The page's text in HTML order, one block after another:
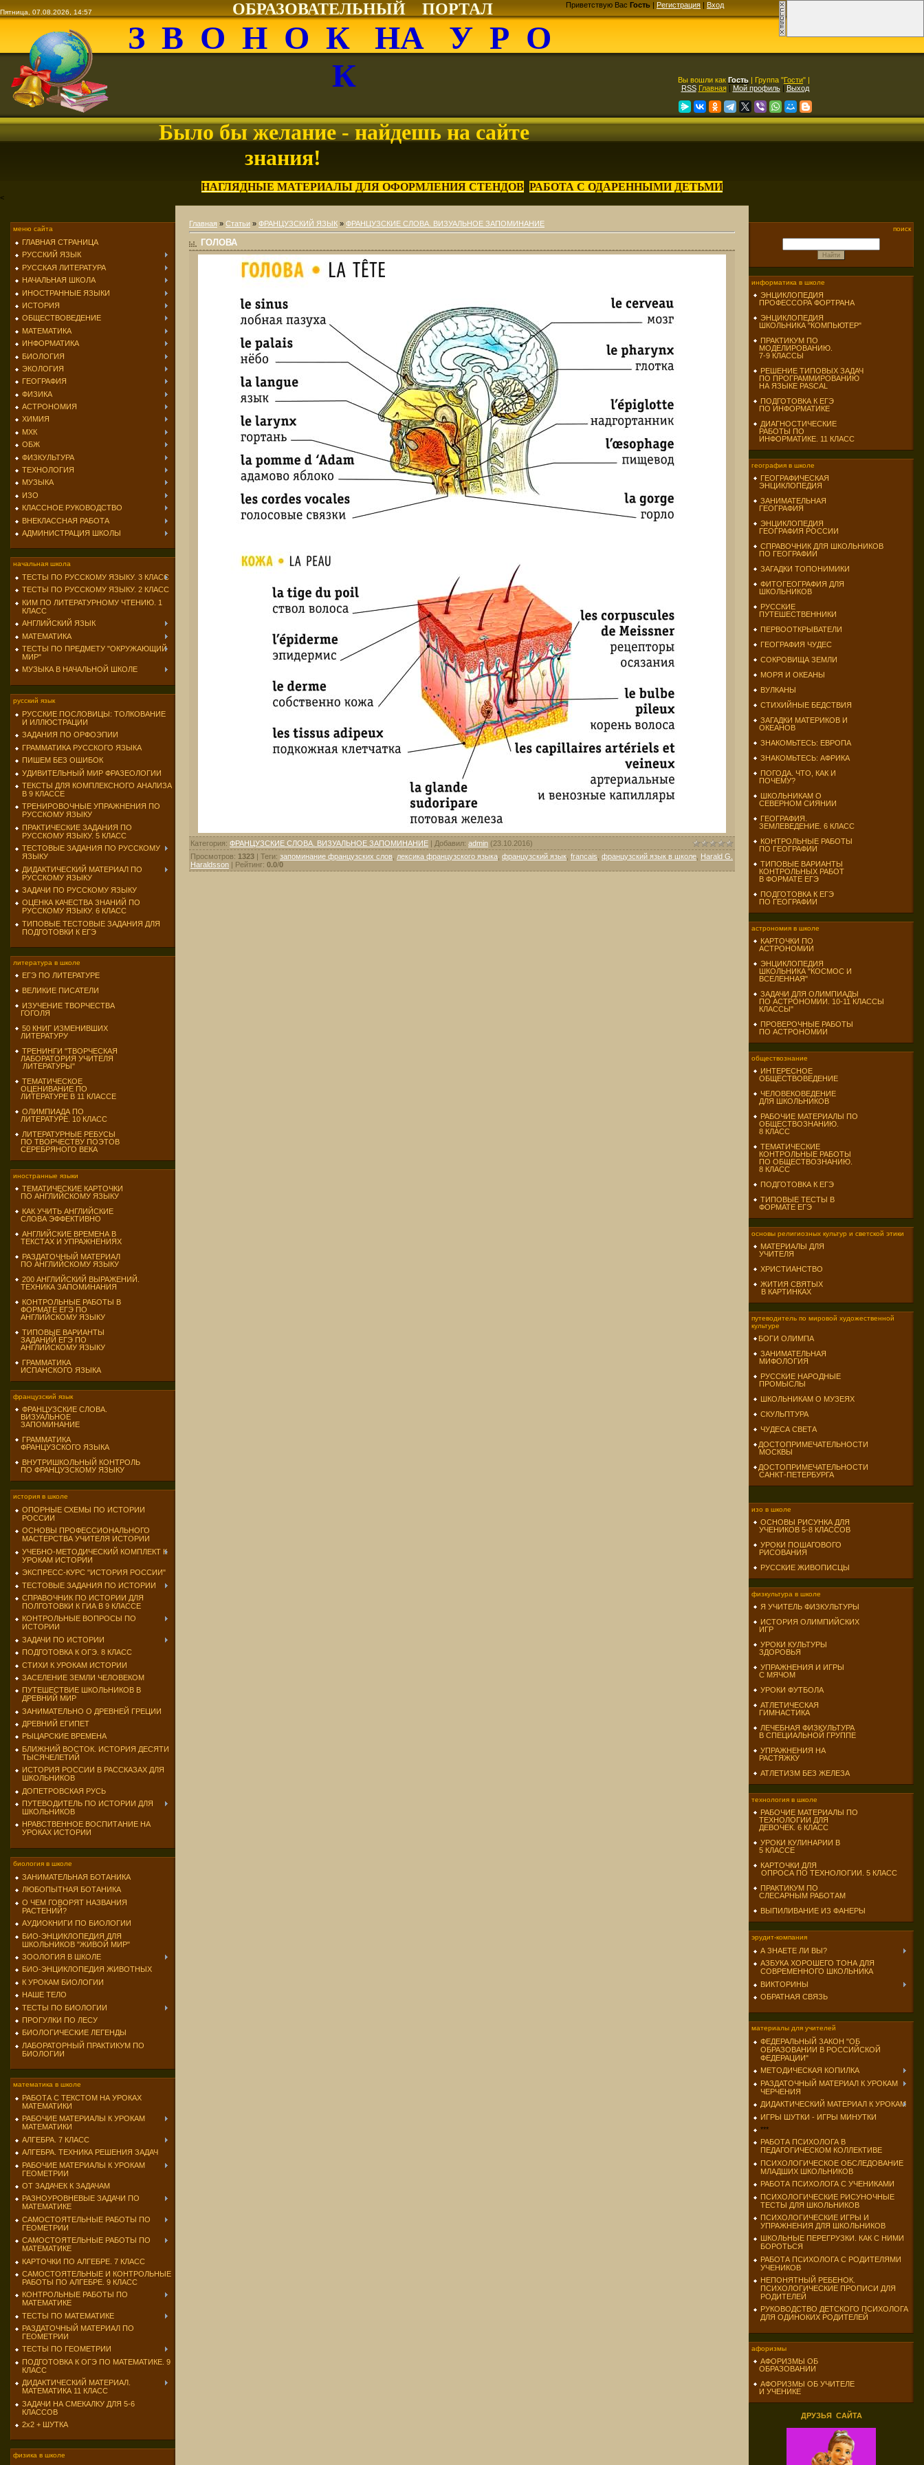
Пятница, 07.08.2026, 14:57 ОБРАЗОВАТЕЛЬНЫЙ ПОРТАЛ Приветствую Вас Гость | Регистрация | Вход
З В О Н О К НА У Р О
К
Было бы желание - найдешь на сайте
знания!
Вы вошли как Гость | Группа "Гости" |
RSS Главная| Мой профиль| Выход
НАГЛЯДНЫЕ МАТЕРИАЛЫ ДЛЯ ОФОРМЛЕНИЯ СТЕНДОВ РАБОТА С ОДАРЕННЫМИ ДЕТЬМИ
<
меню сайта
ГЛАВНАЯ СТРАНИЦА
РУССКИЙ ЯЗЫК
РУССКАЯ ЛИТЕРАТУРА
НАЧАЛЬНАЯ ШКОЛА
ИНОСТРАННЫЕ ЯЗЫКИ
ИСТОРИЯ
ОБЩЕСТВОВЕДЕНИЕ
МАТЕМАТИКА
ИНФОРМАТИКА
БИОЛОГИЯ
ЭКОЛОГИЯ
ГЕОГРАФИЯ
ФИЗИКА
АСТРОНОМИЯ
ХИМИЯ
МХК
ОБЖ
ФИЗКУЛЬТУРА
ТЕХНОЛОГИЯ
МУЗЫКА
ИЗО
КЛАССНОЕ РУКОВОДСТВО
ВНЕКЛАССНАЯ РАБОТА
АДМИНИСТРАЦИЯ ШКОЛЫ
начальная школа
ТЕСТЫ ПО РУССКОМУ ЯЗЫКУ. 3 КЛАСС
ТЕСТЫ ПО РУССКОМУ ЯЗЫКУ. 2 КЛАСС
КИМ ПО ЛИТЕРАТУРНОМУ ЧТЕНИЮ. 1
КЛАСС
АНГЛИЙСКИЙ ЯЗЫК
МАТЕМАТИКА
ТЕСТЫ ПО ПРЕДМЕТУ "ОКРУЖАЮЩИЙ
МИР"
МУЗЫКА В НАЧАЛЬНОЙ ШКОЛЕ
русский язык
РУССКИЕ ПОСЛОВИЦЫ: ТОЛКОВАНИЕ
И ИЛЛЮСТРАЦИИ
ЗАДАНИЯ ПО ОРФОЭПИИ
ГРАММАТИКА РУССКОГО ЯЗЫКА
ПИШЕМ БЕЗ ОШИБОК
УДИВИТЕЛЬНЫЙ МИР ФРАЗЕОЛОГИИ
ТЕКСТЫ ДЛЯ КОМПЛЕКСНОГО АНАЛИЗА
В 9 КЛАССЕ
ТРЕНИРОВОЧНЫЕ УПРАЖНЕНИЯ ПО
РУССКОМУ ЯЗЫКУ
ПРАКТИЧЕСКИЕ ЗАДАНИЯ ПО
РУССКОМУ ЯЗЫКУ. 5 КЛАСС
ТЕСТОВЫЕ ЗАДАНИЯ ПО РУССКОМУ
ЯЗЫКУ
ДИДАКТИЧЕСКИЙ МАТЕРИАЛ ПО
РУССКОМУ ЯЗЫКУ
ЗАДАЧИ ПО РУССКОМУ ЯЗЫКУ
ОЦЕНКА КАЧЕСТВА ЗНАНИЙ ПО
РУССКОМУ ЯЗЫКУ. 6 КЛАСС
ТИПОВЫЕ ТЕСТОВЫЕ ЗАДАНИЯ ДЛЯ
ПОДГОТОВКИ К ЕГЭ
литература в школе
ЕГЭ ПО ЛИТЕРАТУРЕ
ВЕЛИКИЕ ПИСАТЕЛИ
ИЗУЧЕНИЕ ТВОРЧЕСТВА
ГОГОЛЯ
50 КНИГ ИЗМЕНИВШИХ
ЛИТЕРАТУРУ
ТРЕНИНГИ "ТВОРЧЕСКАЯ
ЛАБОРАТОРИЯ УЧИТЕЛЯ
ЛИТЕРАТУРЫ"
ТЕМАТИЧЕСКОЕ
ОЦЕНИВАНИЕ ПО
ЛИТЕРАТУРЕ В 11 КЛАССЕ
ОЛИМПИАДА ПО
ЛИТЕРАТУРЕ. 10 КЛАСС
ЛИТЕРАТУРНЫЕ РЕБУСЫ
ПО ТВОРЧЕСТВУ ПОЭТОВ
СЕРЕБРЯНОГО ВЕКА
иностранные языки
ТЕМАТИЧЕСКИЕ КАРТОЧКИ
ПО АНГЛИЙСКОМУ ЯЗЫКУ
КАК УЧИТЬ АНГЛИЙСКИЕ
СЛОВА ЭФФЕКТИВНО
АНГЛИЙСКИЕ ВРЕМЕНА В
ТЕКСТАХ И УПРАЖНЕНИЯХ
РАЗДАТОЧНЫЙ МАТЕРИАЛ
ПО АНГЛИЙСКОМУ ЯЗЫКУ
200 АНГЛИЙСКИЙ ВЫРАЖЕНИЙ.
ТЕХНИКА ЗАПОМИНАНИЯ
КОНТРОЛЬНЫЕ РАБОТЫ В
ФОРМАТЕ ЕГЭ ПО
АНГЛИЙСКОМУ ЯЗЫКУ
ТИПОВЫЕ ВАРИАНТЫ
ЗАДАНИЙ ЕГЭ ПО
АНГЛИЙСКОМУ ЯЗЫКУ
ГРАММАТИКА
ИСПАНСКОГО ЯЗЫКА
французский язык
ФРАНЦУЗСКИЕ СЛОВА.
ВИЗУАЛЬНОЕ
ЗАПОМИНАНИЕ
ГРАММАТИКА
ФРАНЦУЗСКОГО ЯЗЫКА
ВНУТРИШКОЛЬНЫЙ КОНТРОЛЬ
ПО ФРАНЦУЗСКОМУ ЯЗЫКУ
история в школе
ОПОРНЫЕ СХЕМЫ ПО ИСТОРИИ
РОССИИ
ОСНОВЫ ПРОФЕССИОНАЛЬНОГО
МАСТЕРСТВА УЧИТЕЛЯ ИСТОРИИ
УЧЕБНО-МЕТОДИЧЕСКИЙ КОМПЛЕКТ К
УРОКАМ ИСТОРИИ
ЭКСПРЕСС-КУРС "ИСТОРИЯ РОССИИ"
ТЕСТОВЫЕ ЗАДАНИЯ ПО ИСТОРИИ
СПРАВОЧНИК ПО ИСТОРИИ ДЛЯ
ПОЛГОТОВКИ К ГИА В 9 КЛАССЕ
КОНТРОЛЬНЫЕ ВОПРОСЫ ПО
ИСТОРИИ
ЗАДАЧИ ПО ИСТОРИИ
ПОДГОТОВКА К ОГЭ. 8 КЛАСС
СТИХИ К УРОКАМ ИСТОРИИ
ЗАСЕЛЕНИЕ ЗЕМЛИ ЧЕЛОВЕКОМ
ПУТЕШЕСТВИЕ ШКОЛЬНИКОВ В
ДРЕВНИЙ МИР
ЗАНИМАТЕЛЬНО О ДРЕВНЕЙ ГРЕЦИИ
ДРЕВНИЙ ЕГИПЕТ
РЫЦАРСКИЕ ВРЕМЕНА
БЛИЖНИЙ ВОСТОК. ИСТОРИЯ ДЕСЯТИ
ТЫСЯЧЕЛЕТИЙ
ИСТОРИЯ РОССИИ В РАССКАЗАХ ДЛЯ
ШКОЛЬНИКОВ
ДОПЕТРОВСКАЯ РУСЬ
ПУТЕВОДИТЕЛЬ ПО ИСТОРИИ ДЛЯ
ШКОЛЬНИКОВ
НРАВСТВЕННОЕ ВОСПИТАНИЕ НА
УРОКАХ ИСТОРИИ
биология в школе
ЗАНИМАТЕЛЬНАЯ БОТАНИКА
ЛЮБОПЫТНАЯ БОТАНИКА
О ЧЕМ ГОВОРЯТ НАЗВАНИЯ
РАСТЕНИЙ?
АУДИОКНИГИ ПО БИОЛОГИИ
БИО-ЭНЦИКЛОПЕДИЯ ДЛЯ
ШКОЛЬНИКОВ "ЖИВОЙ МИР"
ЗООЛОГИЯ В ШКОЛЕ
БИО-ЭНЦИКЛОПЕДИЯ ЖИВОТНЫХ
К УРОКАМ БИОЛОГИИ
НАШЕ ТЕЛО
ТЕСТЫ ПО БИОЛОГИИ
ПРОГУЛКИ ПО ЛЕСУ
БИОЛОГИЧЕСКИЕ ЛЕГЕНДЫ
ЛАБОРАТОРНЫЙ ПРАКТИКУМ ПО
БИОЛОГИИ
математика в школе
РАБОТА С ТЕКСТОМ НА УРОКАХ
МАТЕМАТИКИ
РАБОЧИЕ МАТЕРИАЛЫ К УРОКАМ
МАТЕМАТИКИ
АЛГЕБРА. 7 КЛАСС
АЛГЕБРА. ТЕХНИКА РЕШЕНИЯ ЗАДАЧ
РАБОЧИЕ МАТЕРИАЛЫ К УРОКАМ
ГЕОМЕТРИИ
ОТ ЗАДАЧЕК К ЗАДАЧАМ
РАЗНОУРОВНЕВЫЕ ЗАДАЧИ ПО
МАТЕМАТИКЕ
САМОСТОЯТЕЛЬНЫЕ РАБОТЫ ПО
ГЕОМЕТРИИ
САМОСТОЯТЕЛЬНЫЕ РАБОТЫ ПО
МАТЕМАТИКЕ
КАРТОЧКИ ПО АЛГЕБРЕ. 7 КЛАСС
САМОСТОЯТЕЛЬНЫЕ И КОНТРОЛЬНЫЕ
РАБОТЫ ПО АЛГЕБРЕ. 9 КЛАСС
КОНТРОЛЬНЫЕ РАБОТЫ ПО
МАТЕМАТИКЕ
ТЕСТЫ ПО МАТЕМАТИКЕ
РАЗДАТОЧНЫЙ МАТЕРИАЛ ПО
ГЕОМЕТРИИ
ТЕСТЫ ПО ГЕОМЕТРИИ
ПОДГОТОВКА К ОГЭ ПО МАТЕМАТИКЕ. 9
КЛАСС
ДИДАКТИЧЕСКИЙ МАТЕРИАЛ.
МАТЕМАТИКА 11 КЛАСС
ЗАДАЧИ НА СМЕКАЛКУ ДЛЯ 5-6
КЛАССОВ
2х2 + ШУТКА
физика в школе
Главная » Статьи » ФРАНЦУЗСКИЙ ЯЗЫК » ФРАНЦУЗСКИЕ СЛОВА. ВИЗУАЛЬНОЕ ЗАПОМИНАНИЕ
ГОЛОВА
Категория: ФРАНЦУЗСКИЕ СЛОВА. ВИЗУАЛЬНОЕ ЗАПОМИНАНИЕ | Добавил: admin (23.10.2016)
Просмотров: 1323 | Теги: запоминание французских слов лексика французского языка французский язык francais французский язык в школе Harald G.
Haraldsson | Рейтинг: 0.0/0
поиск
информатика в школе
ЭНЦИКЛОПЕДИЯ
ПРОФЕССОРА ФОРТРАНА
ЭНЦИКЛОПЕДИЯ
ШКОЛЬНИКА "КОМПЬЮТЕР"
ПРАКТИКУМ ПО
МОДЕЛИРОВАНИЮ.
7-9 КЛАССЫ
РЕШЕНИЕ ТИПОВЫХ ЗАДАЧ
ПО ПРОГРАММИРОВАНИЮ
НА ЯЗЫКЕ PASCAL
ПОДГОТОВКА К ЕГЭ
ПО ИНФОРМАТИКЕ
ДИАГНОСТИЧЕСКИЕ
РАБОТЫ ПО
ИНФОРМАТИКЕ. 11 КЛАСС
география в школе
ГЕОГРАФИЧЕСКАЯ
ЭНЦИКЛОПЕДИЯ
ЗАНИМАТЕЛЬНАЯ
ГЕОГРАФИЯ
ЭНЦИКЛОПЕДИЯ
ГЕОГРАФИЯ РОССИИ
СПРАВОЧНИК ДЛЯ ШКОЛЬНИКОВ
ПО ГЕОГРАФИИ
ЗАГАДКИ ТОПОНИМИКИ
ФИТОГЕОГРАФИЯ ДЛЯ
ШКОЛЬНИКОВ
РУССКИЕ
ПУТЕШЕСТВЕННИКИ
ПЕРВООТКРЫВАТЕЛИ
ГЕОГРАФИЯ ЧУДЕС
СОКРОВИЩА ЗЕМЛИ
МОРЯ И ОКЕАНЫ
ВУЛКАНЫ
СТИХИЙНЫЕ БЕДСТВИЯ
ЗАГАДКИ МАТЕРИКОВ И
ОКЕАНОВ
ЗНАКОМЬТЕСЬ: ЕВРОПА
ЗНАКОМЬТЕСЬ: АФРИКА
ПОГОДА. ЧТО, КАК И
ПОЧЕМУ?
ШКОЛЬНИКАМ О
СЕВЕРНОМ СИЯНИИ
ГЕОГРАФИЯ.
ЗЕМЛЕВЕДЕНИЕ. 6 КЛАСС
КОНТРОЛЬНЫЕ РАБОТЫ
ПО ГЕОГРАФИИ
ТИПОВЫЕ ВАРИАНТЫ
КОНТРОЛЬНЫХ РАБОТ
В ФОРМАТЕ ЕГЭ
ПОДГОТОВКА К ЕГЭ
ПО ГЕОГРАФИИ
астрономия в школе
КАРТОЧКИ ПО
АСТРОНОМИИ
ЭНЦИКЛОПЕДИЯ
ШКОЛЬНИКА "КОСМОС И
ВСЕЛЕННАЯ"
ЗАДАЧИ ДЛЯ ОЛИМПИАДЫ
ПО АСТРОНОМИИ. 10-11 КЛАССЫ
КЛАССЫ"
ПРОВЕРОЧНЫЕ РАБОТЫ
ПО АСТРОНОМИИ
обществознание
ИНТЕРЕСНОЕ
ОБЩЕСТВОВЕДЕНИЕ
ЧЕЛОВЕКОВЕДЕНИЕ
ДЛЯ ШКОЛЬНИКОВ
РАБОЧИЕ МАТЕРИАЛЫ ПО
ОБЩЕСТВОЗНАНИЮ.
8 КЛАСС
ТЕМАТИЧЕСКИЕ
КОНТРОЛЬНЫЕ РАБОТЫ
ПО ОБЩЕСТВОЗНАНИЮ.
8 КЛАСС
ПОДГОТОВКА К ЕГЭ
ТИПОВЫЕ ТЕСТЫ В
ФОРМАТЕ ЕГЭ
основы религиозных культур и светской этики
МАТЕРИАЛЫ ДЛЯ
УЧИТЕЛЯ
ХРИСТИАНСТВО
ЖИТИЯ СВЯТЫХ
В КАРТИНКАХ
путеводитель по мировой художественной
культуре
БОГИ ОЛИМПА
ЗАНИМАТЕЛЬНАЯ
МИФОЛОГИЯ
РУССКИЕ НАРОДНЫЕ
ПРОМЫСЛЫ
ШКОЛЬНИКАМ О МУЗЕЯХ
СКУЛЬПТУРА
ЧУДЕСА СВЕТА
ДОСТОПРИМЕЧАТЕЛЬНОСТИ
МОСКВЫ
ДОСТОПРИМЕЧАТЕЛЬНОСТИ
САНКТ-ПЕТЕРБУРГА
изо в школе
ОСНОВЫ РИСУНКА ДЛЯ
УЧЕНИКОВ 5-8 КЛАССОВ
УРОКИ ПОШАГОВОГО
РИСОВАНИЯ
РУССКИЕ ЖИВОПИСЦЫ
физкультура в школе
Я УЧИТЕЛЬ ФИЗКУЛЬТУРЫ
ИСТОРИЯ ОЛИМПИЙСКИХ
ИГР
УРОКИ КУЛЬТУРЫ
ЗДОРОВЬЯ
УПРАЖНЕНИЯ И ИГРЫ
С МЯЧОМ
УРОКИ ФУТБОЛА
АТЛЕТИЧЕСКАЯ
ГИМНАСТИКА
ЛЕЧЕБНАЯ ФИЗКУЛЬТУРА
В СПЕЦИАЛЬНОЙ ГРУППЕ
УПРАЖНЕНИЯ НА
РАСТЯЖКУ
АТЛЕТИЗМ БЕЗ ЖЕЛЕЗА
технология в школе
РАБОЧИЕ МАТЕРИАЛЫ ПО
ТЕХНОЛОГИИ ДЛЯ
ДЕВОЧЕК. 6 КЛАСС
УРОКИ КУЛИНАРИИ В
5 КЛАССЕ
КАРТОЧКИ ДЛЯ
ОПРОСА ПО ТЕХНОЛОГИИ. 5 КЛАСС
ПРАКТИКУМ ПО
СЛЕСАРНЫМ РАБОТАМ
ВЫПИЛИВАНИЕ ИЗ ФАНЕРЫ
эрудит-компания
А ЗНАЕТЕ ЛИ ВЫ?
АЗБУКА ХОРОШЕГО ТОНА ДЛЯ
СОВРЕМЕННОГО ШКОЛЬНИКА
ВИКТОРИНЫ
ОБРАТНАЯ СВЯЗЬ
материалы для учителей
ФЕДЕРАЛЬНЫЙ ЗАКОН "ОБ
ОБРАЗОВАНИИ В РОССИЙСКОЙ
ФЕДЕРАЦИИ"
МЕТОДИЧЕСКАЯ КОПИЛКА
РАЗДАТОЧНЫЙ МАТЕРИАЛ К УРОКАМ
ЧЕРЧЕНИЯ
ДИДАКТИЧЕСКИЙ МАТЕРИАЛ К УРОКАМ
ИГРЫ ШУТКИ - ИГРЫ МИНУТКИ
***
РАБОТА ПСИХОЛОГА В
ПЕДАГОГИЧЕСКОМ КОЛЛЕКТИВЕ
ПСИХОЛОГИЧЕСКОЕ ОБСЛЕДОВАНИЕ
МЛАДШИХ ШКОЛЬНИКОВ
РАБОТА ПСИХОЛОГА С УЧЕНИКАМИ
ПСИХОЛОГИЧЕСКИЕ РИСУНОЧНЫЕ
ТЕСТЫ ДЛЯ ШКОЛЬНИКОВ
ПСИХОЛОГИЧЕСКИЕ ИГРЫ И
УПРАЖНЕНИЯ ДЛЯ ШКОЛЬНИКОВ
ШКОЛЬНЫЕ ПЕРЕГРУЗКИ. КАК С НИМИ
БОРОТЬСЯ
РАБОТА ПСИХОЛОГА С РОДИТЕЛЯМИ
УЧЕНИКОВ
НЕПОНЯТНЫЙ РЕБЕНОК.
ПСИХОЛОГИЧЕСКИЕ ПРОПИСИ ДЛЯ
РОДИТЕЛЕЙ
РУКОВОДСТВО ДЕТСКОГО ПСИХОЛОГА
ДЛЯ ОДИНОКИХ РОДИТЕЛЕЙ
афоризмы
АФОРИЗМЫ ОБ
ОБРАЗОВАНИИ
АФОРИЗМЫ ОБ УЧИТЕЛЕ
И УЧЕНИКЕ
ДРУЗЬЯ САЙТА